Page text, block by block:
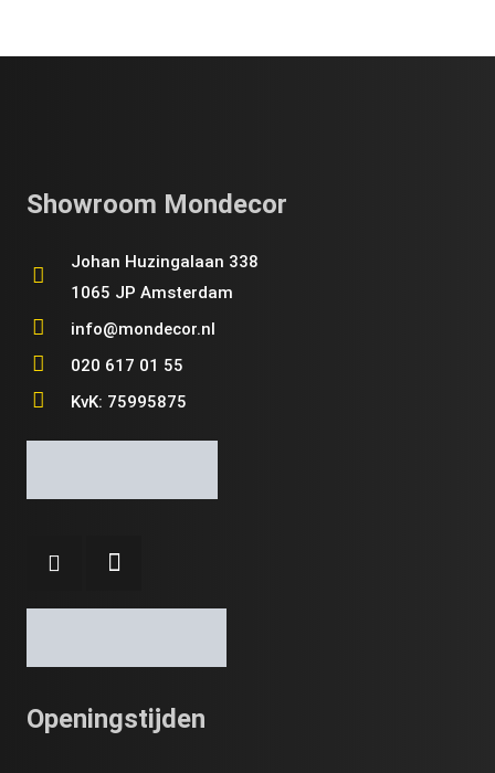
Showroom Mondecor
Johan Huzingalaan 338
1065 JP Amsterdam
info@mondecor.nl
020 617 01 55
KvK: 75995875
Openingstijden